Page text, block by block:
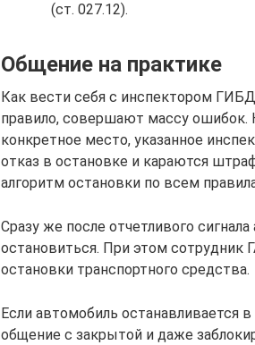
(ст. 027.12).
Общение на практике
Как вести себя с инспектором
правило, совершают массу ошибок.
конкретное место, указанное
отказ в остановке и караются
алгоритм остановки по всем
Сразу же после отчетливого
остановиться. При этом сотрудник
остановки транспортного средства.
Если автомобиль останавливается
общение с закрытой и даже